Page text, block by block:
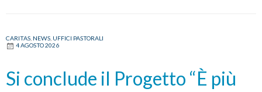
CARITAS NEWS UFFICI PASTORALI
4 AGOSTO 2026
Si conclude il Progetto “È più